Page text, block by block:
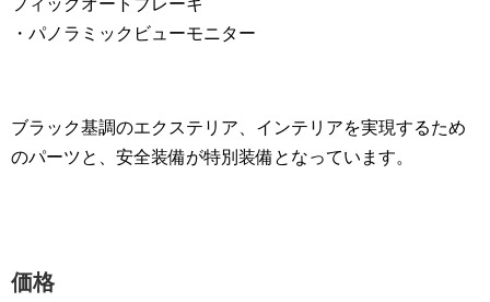
・パノラミックビューモニター
ブラック基調のエクステリア、インテリアを実現するため
のパーツと、安全装備が特別装備となっています。
価格